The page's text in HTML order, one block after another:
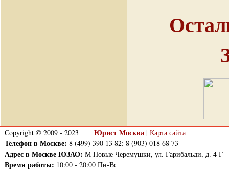
Copyright © 2009 - 2023 Юрист Москва | Карта сайта
Телефон в Москве: 8 (499) 390 13 82; 8 (903) 018 68 73
Адрес в Москве ЮЗАО: М Новые Черемушки, ул. Гарибальди, д. 4 Г
Время работы: 10:00 - 20:00 Пн-Вс